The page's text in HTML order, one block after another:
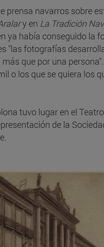
prensa navarros sobre
y en La Tradición
ya había conseguido la
"las fotografías
que por una
o los que se quiera los
tuvo lugar en el
de la